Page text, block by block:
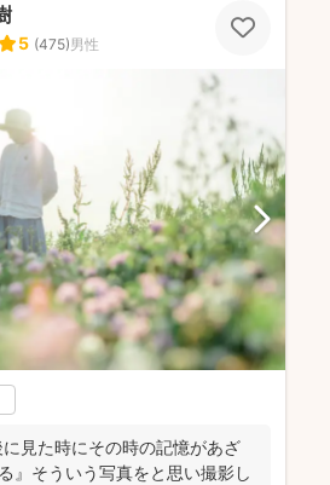
5 (475)男性
に見た時にその時の記憶があざ
』そういう写真をと思い撮影し